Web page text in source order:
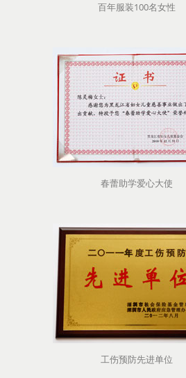
百年服装100名女性
春蕾助学爱心大使
工伤预防先进单位